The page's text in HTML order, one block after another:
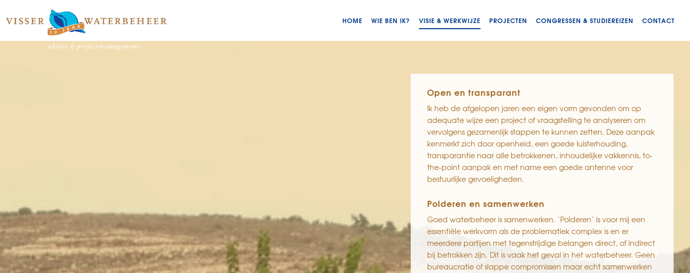
HOME WIE BEN IK? VISIE & WERKWIJZE PROJECTEN CONGRESSEN & STUDIEREIZEN CONTACT
Open en transparant
Ik heb de afgelopen jaren een eigen vorm gevonden om op
adequate wijze een project of vraagstelling te analyseren om
vervolgens gezamenlijk stappen te kunnen zetten. Deze aanpak
kenmerkt zich door openheid, een goede luisterhouding,
transparantie naar alle betrokkenen, inhoudelijke vakkennis, to-
the-point aanpak en met name een goede antenne voor
bestuurlijke gevoeligheden.
Polderen en samenwerken
Goed waterbeheer is samenwerken. ‘Polderen’ is voor mij een
essentiële werkvorm als de problematiek complex is en er
meerdere partijen met tegenstrijdige belangen direct, of indirect
bij betrokken zijn. Dit is vaak het geval in het waterbeheer. Geen
bureaucratie of slappe compromissen maar echt samenwerken